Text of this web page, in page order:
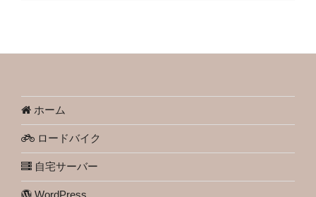
ホーム
ロードバイク
自宅サーバー